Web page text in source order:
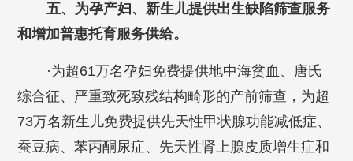
五、为孕产妇、新生儿提供出生缺陷筛查服务
和增加普惠托育服务供给。
·为超61万名孕妇免费提供地中海贫血、唐氏
综合征、严重致死致残结构畸形的产前筛查，为超
73万名新生儿免费提供先天性甲状腺功能减低症、
蚕豆病、苯丙酮尿症、先天性肾上腺皮质增生症和